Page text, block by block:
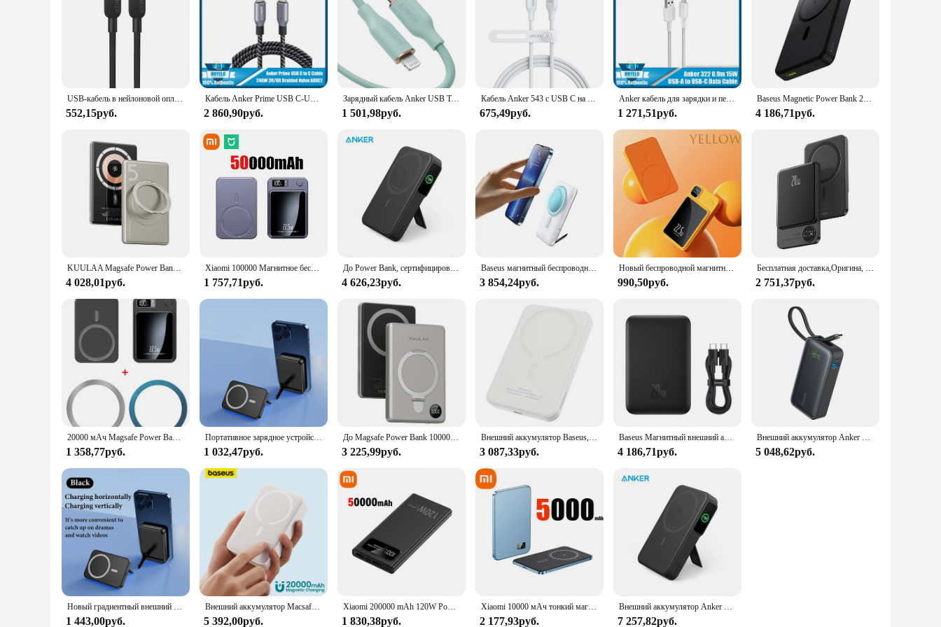
USB-кабель в нейлоновой оплетке, 240 Вт
552,15руб.
Кабель Anker Prime USB C-USB C, 240 Вт, 6 футов, кабель USB C для быстрой зарядки, нейлоновый с обмоткой и долговечностью на 100 год
2 860,90руб.
Зарядный кабель Anker USB Type-C PowerLine III, 641 дюйма, MFi, быстрая зарядка
1 501,98руб.
Кабель Anker 543 с USB C на C (240 Вт, 6 футов), зарядный кабель для iPhone 15/15Pro,MacBook Pro 2020, iPad Air 4, Samsung Galaxy S23 +/S24
675,49руб.
Anker кабель для зарядки и передачи данных Anker 322 Type-C/USB-A to Type-C кабель 0,9/1,8 м черный/белый 15/60 Вт Кабель для быстрой зарядки и передачи данных
1 271,51руб.
Baseus Magnetic Power Bank 22,5 Вт Тип C PowerBank Qi2 15 Вт Беспроводная зарядка Внешняя батарея для iPhone 16 15 14 13 Pro Max
4 186,71руб.
KUULAA Magsafe Power Bank 5000 мАч Магнитная батарея с подставкой Внешняя батарея Быстрая зарядка для iPhone 16 15 14 13 PowerBank
4 028,01руб.
Xiaomi 100000 Магнитное беспроводное зарядное устройство mAh, быстрое зарядное устройство для Magsafe, портативный вспомогательный аккумулятор для iphone, Huawei, Samsung
1 757,71руб.
До Power Bank, сертифицированный 10000 мАч, 15 Вт, сверхбыстрый портативный аккумулятор MagSafe для iPhone 12, 13, 14, 15 Pro Max
4 626,23руб.
Baseus магнитный беспроводной 10000 мАч 15 Вт внешний аккумулятор для iPhone 14 13 12 Pro mini
3 854,24руб.
Новый беспроводной магнитный внешний аккумулятор 10000 мАч Magsafe 22,5 Вт, сверхбыстрая зарядка, подходит для IPhone, Samsung, Huawei, Xiaomi
990,50руб.
Бесплатная доставка,Оригина, 20 Вт, 10000 мАч, внешний аккумулятор, магнитный внешний аккумулятор, беспроводное зарядное устройство для iPhone 15 14 13 12 11Promax беспроводная зарядка павербанк power bank for magsafe
2 751,37руб.
20000 мАч Magsafe Power Bank Магнитный беспроводной внешний аккумулятор для iPhone 15 14 Xiaomi Samsung Портативное индукционное зарядное устройство Запасная батарея
1 358,77руб.
Портативное зарядное устройство с магнитным кольцом, 10000 мАч
1 032,47руб.
До Magsafe Power Bank 10000 мАч Магнитная батарея с подставкой Внешняя батарея Быстрая зарядка для iPhone 15 14 13 12 PowerBank
3 225,99руб.
Внешний аккумулятор Baseus, 20 Вт, 5000 мАч, для iphone 15 14 13 12 mini pro plus
3 087,33руб.
Baseus Магнитный внешний аккумулятор 20 Вт 10000 мАч, беспроводная батарея Magsafe, портативное зарядное устройство для iphone 14 13 12
4 186,71руб.
Внешний аккумулятор Anker Nano на 10 000 мА · ч, 30 Вт
5 048,62руб.
Новый градиентный внешний аккумулятор Magsafe, магнитный беспроводной портативный внешний аккумулятор для Iphone 15 14 13 12pro Max, запасная батарея
1 443,00руб.
Внешний аккумулятор Macsafe с магнитным аккумулятором емкостью 20000 мАч для iPhone 14 13 12 Pro Max, беспроводной внешний аккумулятор с быстрой зарядкой
5 392,00руб.
Xiaomi 200000 mAh 120W Power Bank Супер быстрая зарядка аккумулятора Power Bank с цифровым дисплеем большой емкости для iPhone Samsung Huawei
1 830,38руб.
Xiaomi 10000 мАч тонкий магнитный беспроводной внешний аккумулятор Pd25w с быстрой зарядкой портативный внешний аккумулятор для Magsafe для Iphone Samsung
2 177,93руб.
Внешний аккумулятор Anker MagGo в стиле Трампа, сертифицированный Qi2, 15 Вт, ультра-быстрое портативное зарядное устройство MagSafe, аккумулятор 10000 мАч
7 257,82руб.